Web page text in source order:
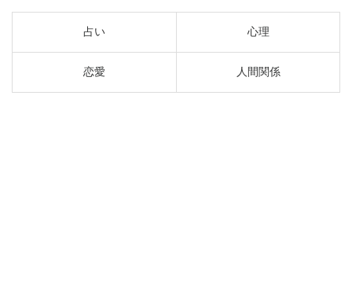
占い 心理
恋愛 人間関係